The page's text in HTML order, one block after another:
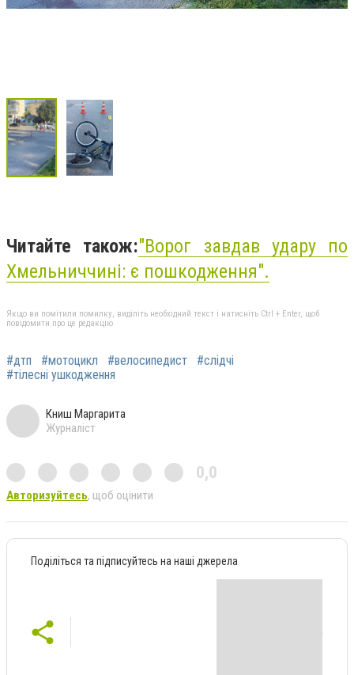
Читайте також:"Ворог завдав удару по
Хмельниччині: є пошкодження".
Якщо ви помітили помилку, виділіть необхідний текст і натисніть Ctrl + Enter, щоб
повідомити про це редакцію
#дтп #мотоцикл #велосипедист
#слідчі
#тілесні ушкодження
Книш Маргарита
Журналіст
0,0
Авторизуйтесь, щоб оцінити
Поділіться та підписуйтесь на наші джерела